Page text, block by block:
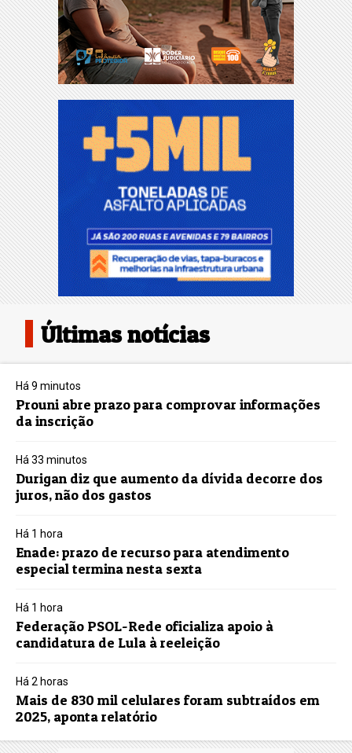
Últimas notícias
Há 9 minutos
Prouni abre prazo para comprovar informações
da inscrição
Há 33 minutos
Durigan diz que aumento da dívida decorre dos
juros, não dos gastos
Há 1 hora
Enade: prazo de recurso para atendimento
especial termina nesta sexta
Há 1 hora
Federação PSOL-Rede oficializa apoio à
candidatura de Lula à reeleição
Há 2 horas
Mais de 830 mil celulares foram subtraídos em
2025, aponta relatório